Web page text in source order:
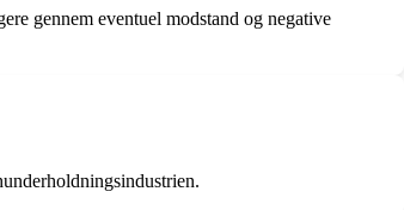
gennem eventuel modstand og negative